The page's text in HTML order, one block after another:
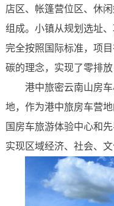
店区、帐篷营位区、休
组成。小镇从规划选址
完全按照国际标准，项
碳的理念，实现了零排放
港中旅密云南山房
地，作为港中旅房车营
国房车旅游体验中心和
实现区域经济、社会、